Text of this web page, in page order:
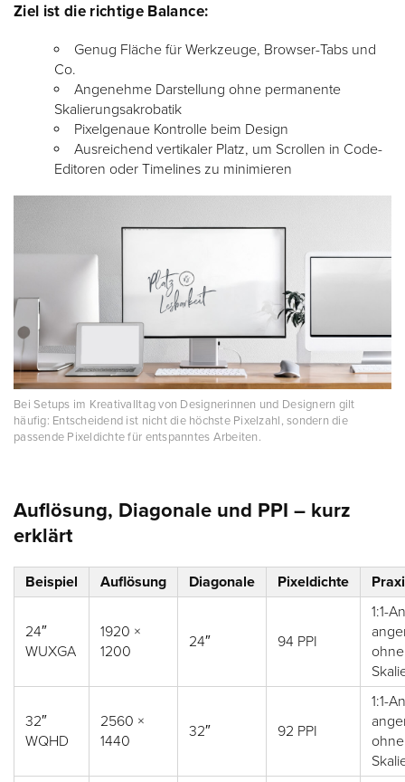
Ziel ist die richtige Balance:
Genug Fläche für Werkzeuge, Browser-Tabs und
Co.
Angenehme Darstellung ohne permanente
Skalierungsakrobatik
Pixelgenaue Kontrolle beim Design
Ausreichend vertikaler Platz, um Scrollen in Code-
Editoren oder Timelines zu minimieren
Bei Setups im Kreativalltag von Designerinnen und Designern gilt
häufig: Entscheidend ist nicht die höchste Pixelzahl, sondern die
passende Pixeldichte für entspanntes Arbeiten.
Auflösung, Diagonale und PPI – kurz
erklärt
Beispiel Auflösung Diagonale Pixeldichte
24″
WUXGA
1920 ×
1200
24″ 94 PPI
1:1-
ohne
32″
WQHD
2560 ×
1440
32″ 92 PPI
1:1-
ohne